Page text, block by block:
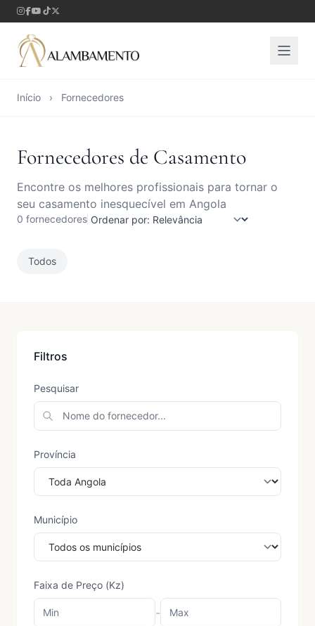
Início › Fornecedores
Fornecedores de Casamento
Encontre os melhores profissionais para tornar o
seu casamento inesquecível em Angola
0 fornecedores
Todos
Filtros
Pesquisar
Província
Município
Faixa de Preço (Kz)
-